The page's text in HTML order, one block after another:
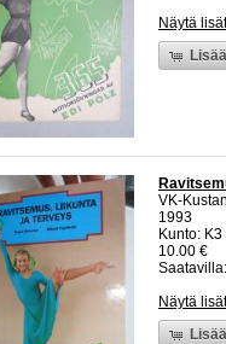
Näytä
VK-
1993
Kunto:
10.00 €
Näytä